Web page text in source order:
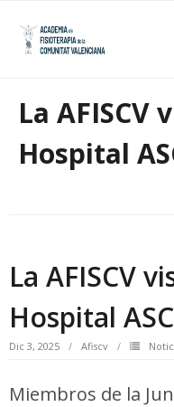
content
- Estatutos
- Académicos Numerarios
Publicaciones
La AFISCV
Hospital
La AFISCV
Hospital
Dic 3, 2025 Afiscv
Miembros de la